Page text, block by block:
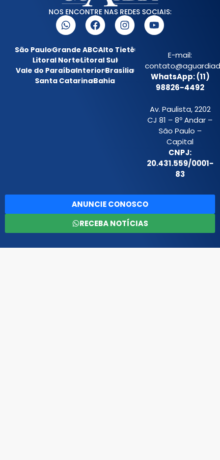
NOS ENCONTRE NAS REDES SOCIAIS:
São PauloGrande ABCAlto Tietê
Litoral NorteLitoral Sul
Vale do ParaíbaInteriorBrasília
Santa CatarinaBahia
E-mail:
WhatsApp: (11)
98826-4492
Av. Paulista, 2202
CJ 81 – 8º Andar –
São Paulo –
Capital
CNPJ:
20.431.559/0001-
83
ANUNCIE CONOSCO
RECEBA NOTÍCIAS